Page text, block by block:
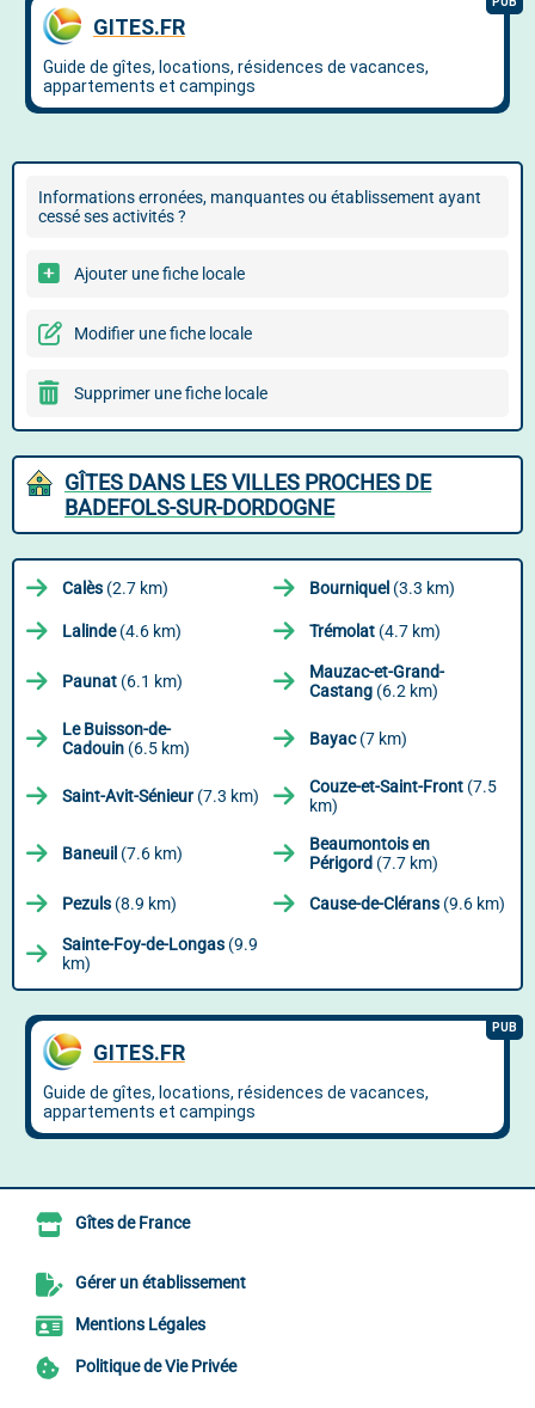
Informations erronées, manquantes ou établissement ayant
cessé ses activités ?
Ajouter une fiche locale
Modifier une fiche locale
Supprimer une fiche locale
GÎTES DANS LES VILLES PROCHES DE
BADEFOLS-SUR-DORDOGNE
Calès (2.7 km) Bourniquel (3.3 km)
Lalinde(4.6 km) Trémolat (4.7 km)
Paunat (6.1 km)
Mauzac-et-Grand-
Castang (6.2 km)
Le Buisson-de-
Cadouin (6.5 km) Bayac(7 km)
Saint-Avit-Sénieur(7.3 km) Couze-et-Saint-Front (7.5
km)
Baneuil (7.6 km)
Beaumontois en
Périgord (7.7 km)
Pezuls (8.9 km) Cause-de-Clérans (9.6 km)
Sainte-Foy-de-Longas (9.9
km)
Gîtes de France
Gérer un établissement
Mentions Légales
Politique de Vie Privée